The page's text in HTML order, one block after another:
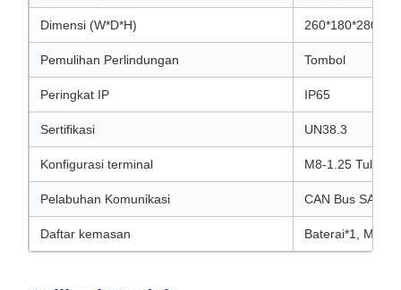
Dimensi (W*D*H) 260*180*280mm
Pemulihan Perlindungan Tombol
Peringkat IP IP65
Sertifikasi UN38.3
Konfigurasi terminal M8-1.25 Tulang
Pelabuhan Komunikasi CAN Bus SAW
Daftar kemasan Baterai*1,